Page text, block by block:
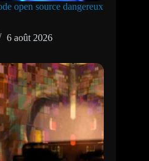
open source dangereux
6 août 2026